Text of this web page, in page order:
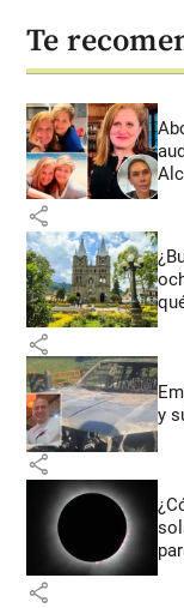
Te
share
share
y
share
share